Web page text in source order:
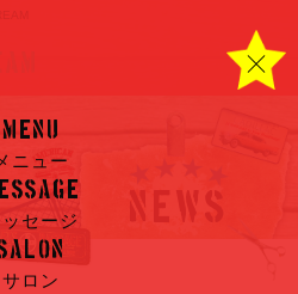
menu
ニュー
ッセージ
サロン
NEWS